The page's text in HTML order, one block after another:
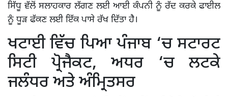
ਸਿੱਧੂ ਵੱਲੋਂ ਸਲਾਹਕਾਰ ਲੱਗਣ ਲਈ ਆਈ ਕੰਪਨੀ ਨੂੰ ਰੱਦ ਕਰਕੇ ਫਾਈਲ
ਨੂੰ ਧੂੜ ਫੱਕਣ ਲਈ ਇੱਕ ਪਾਸੇ ਰੱਖ ਦਿੱਤਾ ਹੈ।
ਖਟਾਈ ਵਿੱਚ ਪਿਆ ਪੰਜਾਬ ‘ਚ ਸਟਾਰਟ
ਸਿਟੀ ਪ੍ਰੋਜੈਕਟ, ਅਧਰ ‘ਚ ਲਟਕੇ
ਜਲੰਧਰ ਅਤੇ ਅੰਮ੍ਰਿਤਸਰ